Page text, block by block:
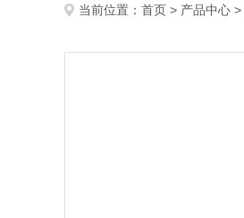
当前位置： 首页 > 产品中心 >